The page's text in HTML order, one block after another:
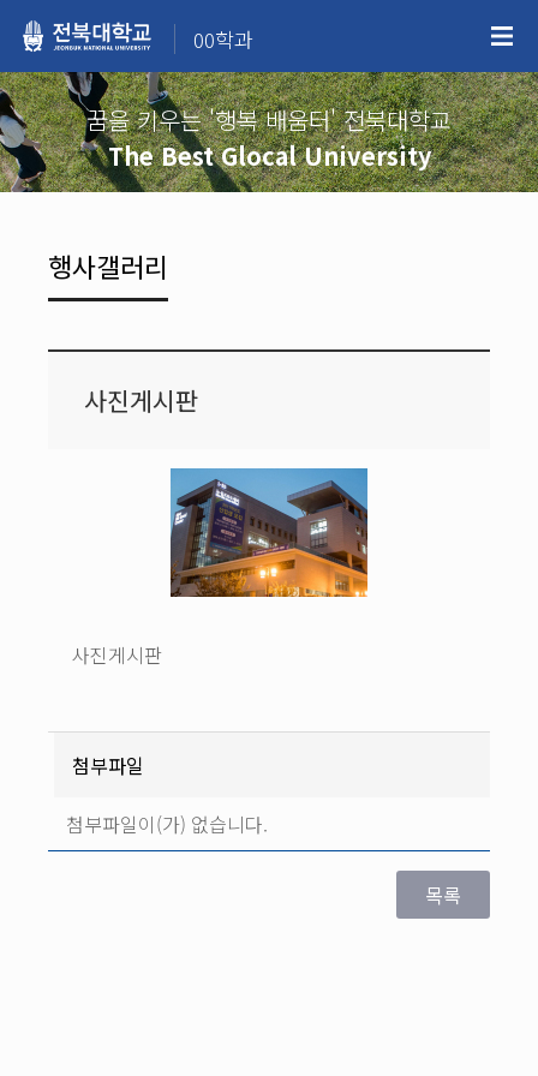
00학과
꿈을 키우는 '행복 배움터' 전북대학교
The Best Glocal University
행사갤러리
사진게시판
사진게시판
첨부파일
첨부파일이(가) 없습니다.